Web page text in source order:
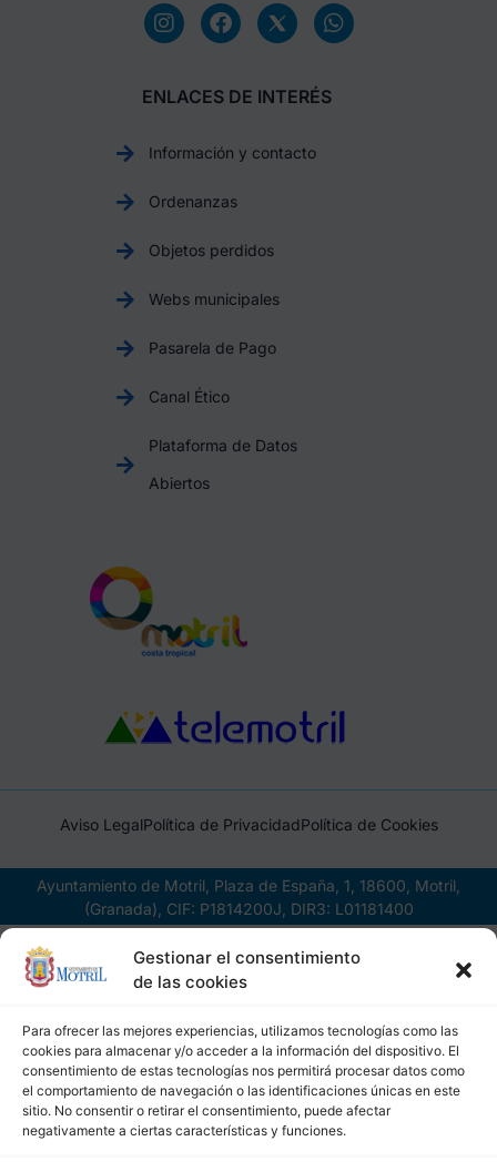
Gestionar el consentimiento
de las cookies
Para ofrecer las mejores experiencias, utilizamos tecnologías como las
cookies para almacenar y/o acceder a la información del dispositivo. El
consentimiento de estas tecnologías nos permitirá procesar datos como
el comportamiento de navegación o las identificaciones únicas en este
sitio. No consentir o retirar el consentimiento, puede afectar
negativamente a ciertas características y funciones.
ENLACES DE INTERÉS
Información y contacto
Ordenanzas
Objetos perdidos
Webs municipales
Pasarela de Pago
Canal Ético
Plataforma de Datos
Abiertos
Aviso LegalPolítica de PrivacidadPolítica de Cookies
Ayuntamiento de Motril, Plaza de España, 1, 18600, Motril,
(Granada), CIF: P1814200J, DIR3: L01181400